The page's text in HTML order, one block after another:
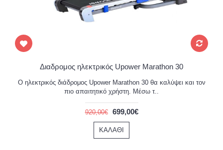
Διαδρομος ηλεκτρικός Upower Marathon 30
Ο ηλεκτρικός διάδρομος Upower Marathon 30 θα καλύψει και τον
πιο απαιτητικό χρήστη. Μέσω τ..
920,00€ 699,00€
ΚΑΛΆΘΙ